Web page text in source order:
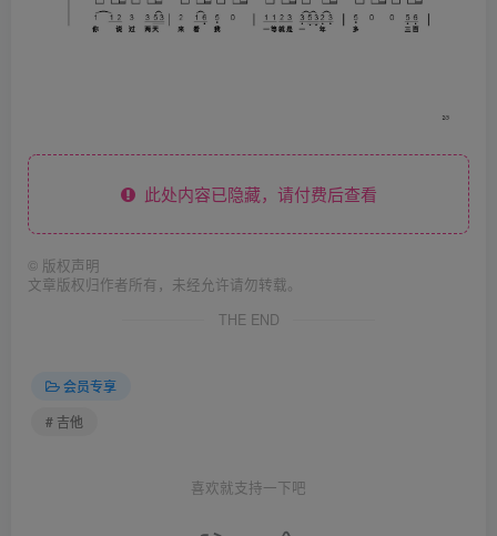
此处内容已隐藏，请付费后查看
© 版权声明
文章版权归作者所有，未经允许请勿转载。
THE END
会员专享
# 吉他
喜欢就支持一下吧